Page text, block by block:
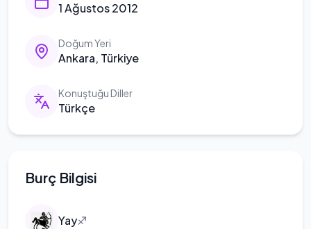
1 Ağustos 2012
Doğum Yeri
Ankara, Türkiye
Konuştuğu Diller
Türkçe
Burç Bilgisi
Yay♐